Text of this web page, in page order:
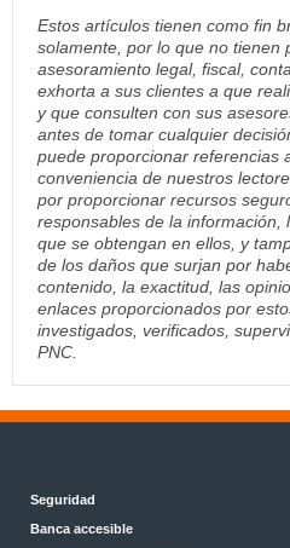
Estos artículos tienen como fin
solamente, por lo que no tienen
asesoramiento legal, fiscal,
exhorta a sus clientes a que
y que consulten con sus
antes de tomar cualquier
puede proporcionar referencias
conveniencia de nuestros
por proporcionar recursos
responsables de la información,
que se obtengan en ellos, y
de los daños que surjan por
contenido, la exactitud, las
enlaces proporcionados por
investigados, verificados,
PNC.
Seguridad
Banca accesible